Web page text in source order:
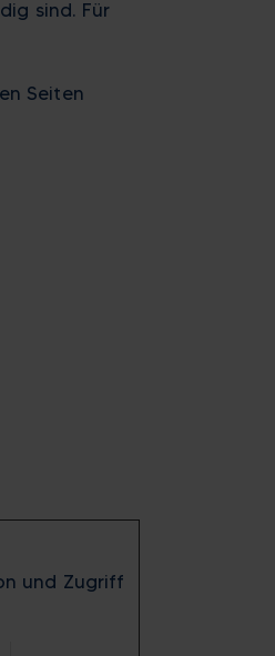
sind. Für
Seiten
und Zugriff